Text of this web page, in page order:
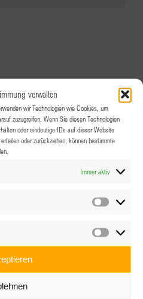
verwalten
wir Technologien wie Cookies, um
zuzugreifen. Wenn Sie diesen Technologien
oder eindeutige IDs auf dieser Website
oder zurückziehen, können bestimmte
Immer aktiv